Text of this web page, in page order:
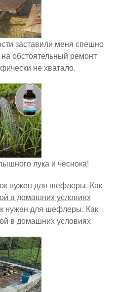
заставили меня спешно
обстоятельный ремонт
не хватало.
лука и чеснока!
нужен для шефлеры. Как
в домашних условиях